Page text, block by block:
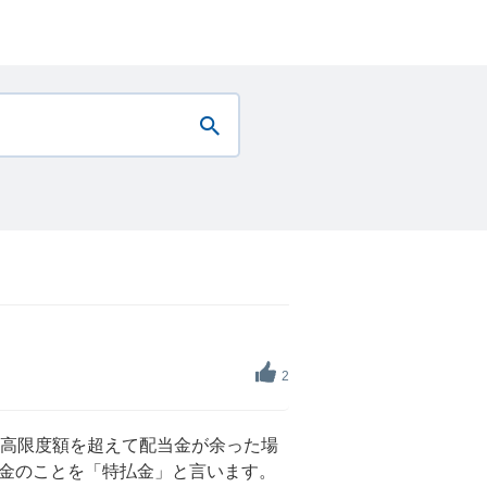
2
限度額を超えて配当金が余った場
ことを「特払金」と言います。